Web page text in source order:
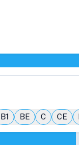
B1 BE C CE